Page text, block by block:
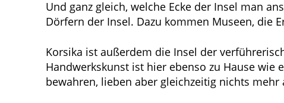
Und ganz gleich, welche Ecke der Insel man
Dörfern der Insel. Dazu kommen Museen, die
Korsika ist außerdem die Insel der
Handwerkskunst ist hier ebenso zu Hause wie
bewahren, lieben aber gleichzeitig nichts